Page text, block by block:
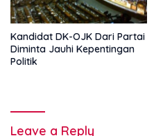
Kandidat DK-OJK Dari Partai
Diminta Jauhi Kepentingan
Politik
Leave a Reply